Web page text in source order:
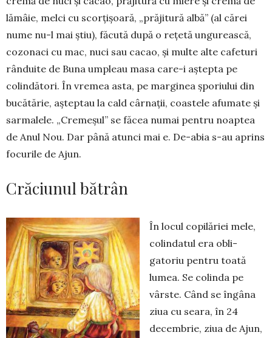
lă­mâie, melci cu scorțișoară, „prăjitură albă” (al cărei
nume nu-l mai știu), făcută după o rețetă ungu­reas­că,
co­zonaci cu mac, nuci sau ca­cao, și multe alte cafeturi
rân­duite de Buna umpleau masa care-i aștepta pe
colindători. În vremea asta, pe marginea șporiului din
bucătărie, aș­teptau la cald cârnații, coas­tele afumate și
sarmalele. „Cremeșul” se făcea numai pentru noaptea
de Anul Nou. Dar până atunci mai e. De-abia s-au aprins
focurile de Ajun.
Crăciunul bătrân
În locul copilăriei mele,
colindatul era obli­
gatoriu pentru toată
lumea. Se colinda pe
vârste. Când se îngâna
ziua cu seara, în 24
decembrie, ziua de Ajun,